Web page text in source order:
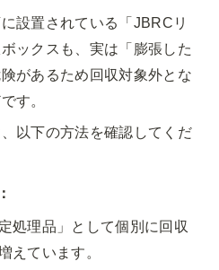
設置されている「JBRCリ
ックスも、実は「膨張した
があるため回収対象外とな
す。
以下の方法を確認してくだ
処理品」として個別に回収
えています。